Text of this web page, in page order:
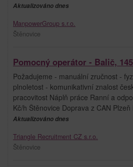
Aktualizováno dnes
ManpowerGroup s.r.o.
Štěnovice
Pomocný operátor - Balič,
Požadujeme - manuální zručnost -
plnoletost - komunikativní znalost
pracovitost Náplň práce Ranní a
Kč/h Štěnovice Doprava z CAN
Aktualizováno dnes
Triangle Recruitment CZ s.r.o.
Štěnovice